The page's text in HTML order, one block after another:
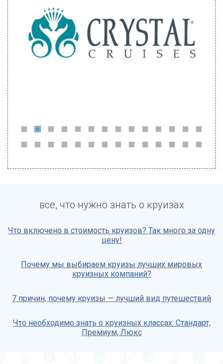
все, что нужно знать о круизах
Что включено в стоимость круизов? Так много за одну
цену!
Почему мы выбираем круизы лучших мировых
круизных компаний?
7 причин, почему круизы — лучший вид путешествий
Что необходимо знать о круизных классах: Стандарт,
Премиум, Люкс